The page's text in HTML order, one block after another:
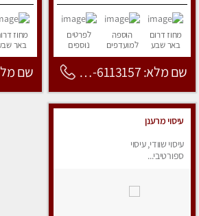
מחוז דרום
באר שבע
הוספה
למועדפים
לפרטים
נוספים
שם מלא: 053-6113157
מחוז
באר
עיסוי מרענן
עיסוי שוודי, עיסוי
ספורטיבי...